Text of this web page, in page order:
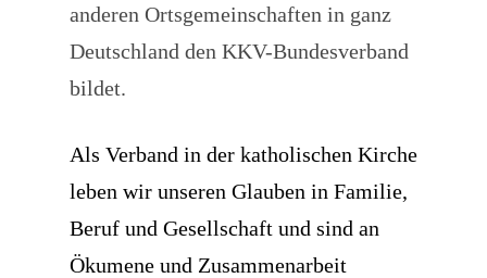
anderen Ortsgemeinschaften in ganz
Deutschland den KKV-Bundesverband
bildet.
Als Verband in der katholischen Kirche
leben wir unseren Glauben in Familie,
Beruf und Gesellschaft und sind an
Ökumene und Zusammenarbeit